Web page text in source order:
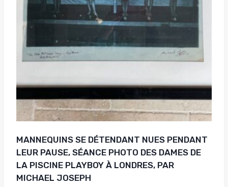
MANNEQUINS SE DÉTENDANT NUES PENDANT
LEUR PAUSE, SÉANCE PHOTO DES DAMES DE
LA PISCINE PLAYBOY À LONDRES, PAR
MICHAEL JOSEPH